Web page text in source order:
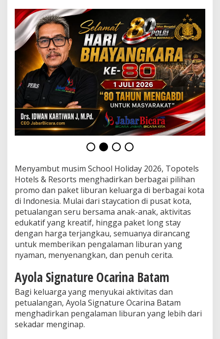
t
s
Menyambut musim School Holiday 2026, Topotels
Hotels & Resorts menghadirkan berbagai pilihan
promo dan paket liburan keluarga di berbagai kota
di Indonesia. Mulai dari staycation di pusat kota,
petualangan seru bersama anak-anak, aktivitas
edukatif yang kreatif, hingga paket long stay
dengan harga terjangkau, semuanya dirancang
untuk memberikan pengalaman liburan yang
nyaman, menyenangkan, dan penuh cerita.
Ayola Signature Ocarina Batam
Bagi keluarga yang menyukai aktivitas dan
petualangan, Ayola Signature Ocarina Batam
menghadirkan pengalaman liburan yang lebih dari
sekadar menginap.